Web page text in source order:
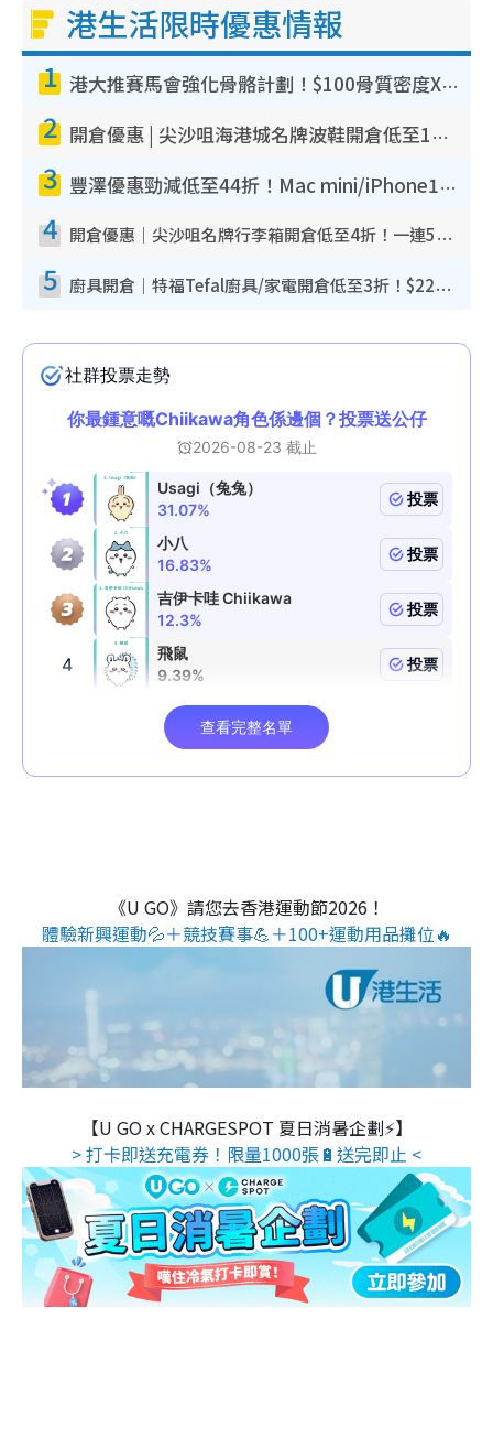
港生活限時優惠情報
1 港大推賽馬會強化骨骼計劃！$100骨質密度X光檢查 完成免費運動訓練送超市禮券！附參加資格
2 開倉優惠 | 尖沙咀海港城名牌波鞋開倉低至1折！On鞋$899起／Joy&Peace鞋履$98起
3 豐澤優惠勁減低至44折！Mac mini/iPhone17Pro大減價！廚房家電$220起
4 開倉優惠｜尖沙咀名牌行李箱開倉低至4折！一連5日 American Tourister/ace./Hallmark $200起！
5 廚具開倉｜特福Tefal廚具/家電開倉低至3折！$220起買平底鍋/炒鑊/湯煲！電飯煲/吸塵機/燙斗$418起
《U GO》請您去香港運動節2026！
體驗新興運動💦＋競技賽事💪＋100+運動用品攤位🔥
【U GO x CHARGESPOT 夏日消暑企劃⚡】
> 打卡即送充電券！限量1000張🔋送完即止 <